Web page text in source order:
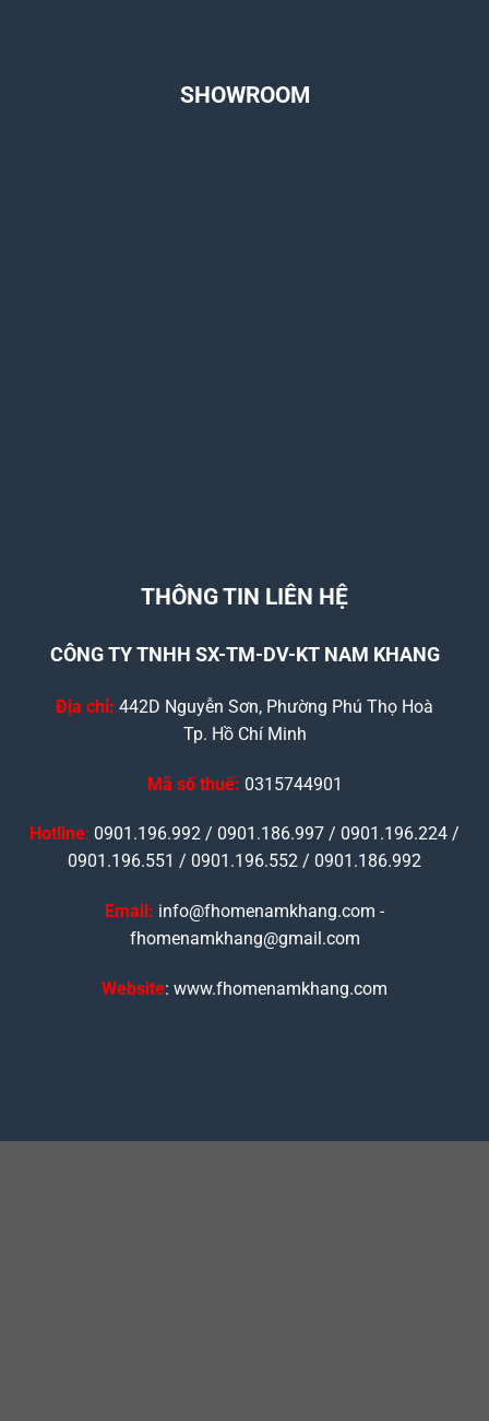
SHOWROOM
THÔNG TIN LIÊN HỆ
CÔNG TY TNHH SX-TM-DV-KT NAM KHANG
Địa chỉ: 442D Nguyễn Sơn, Phường Phú Thọ Hoà
Tp. Hồ Chí Minh
Mã số thuế: 0315744901
Hotline: 0901.196.992 / 0901.186.997 / 0901.196.224 /
0901.196.551 / 0901.196.552 / 0901.186.992
Email: info@fhomenamkhang.com -
fhomenamkhang@gmail.com
Website: www.fhomenamkhang.com